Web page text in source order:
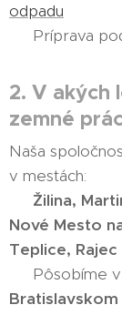
odpadu
✅ Príprava
2. V akých
zemné
Naša
v mestách:
Žilina,
Nové Mesto
Teplice, Rajec
📍 Pôsobíme v